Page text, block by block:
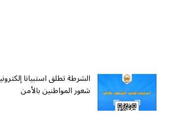
الشرطة تطلق استبيانا
شعور المواطنين بالأمن